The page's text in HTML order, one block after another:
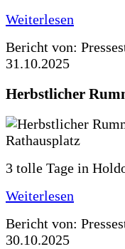
Weiterlesen
Bericht von:
31.10.2025
Herbstlicher
3 tolle Tage in
Weiterlesen
Bericht von:
30.10.2025